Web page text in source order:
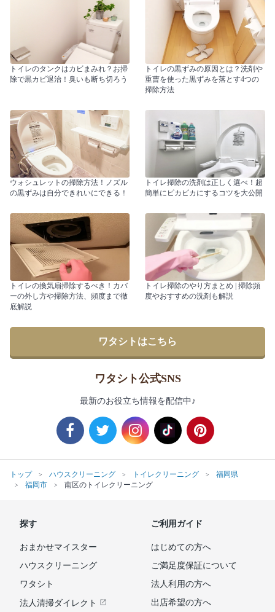
トイレのタンクはカビまみれ？お掃
除で黒カビ退治！臭いも断ち切ろう
トイレの黒ずみの原因とは？洗剤や
重曹を使った黒ずみを落とす4つの
掃除方法
ウォシュレットの掃除方法！ノズル
の黒ずみは自分できれいにできる！
トイレ掃除の洗剤は正しく選べ！超
簡単にピカピカにするコツを大公開
トイレの換気扇掃除するべき！カバ
ーの外し方や掃除方法、頻度まで徹
底解説
トイレ掃除のやり方まとめ | 掃除頻
度やおすすめの洗剤も解説
ワタシトはこちら
ワタシト公式SNS
最新のお役立ち情報を配信中♪
トップ ハウスクリーニング トイレクリーニング
福岡県
福岡市
南区のトイレクリーニング
探す
おまかせマイスター
ハウスクリーニング
ワタシト
法人清掃ダイレクト
ご利用ガイド
はじめての方へ
ご満足度保証について
法人利用の方へ
出店希望の方へ